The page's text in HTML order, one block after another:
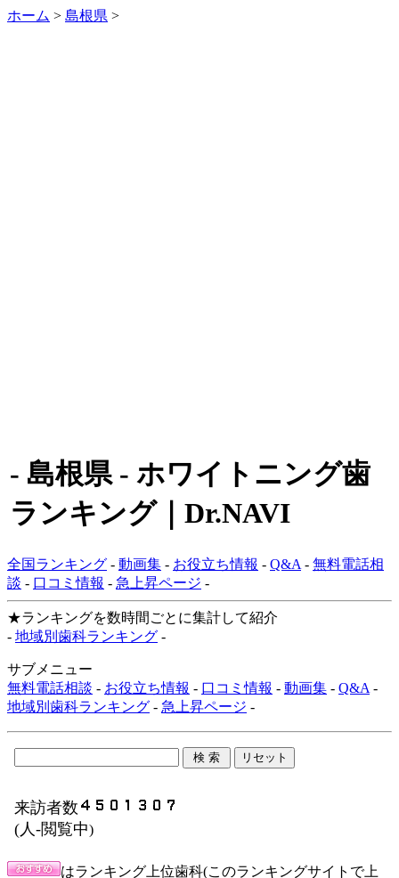
ホーム > 島根県 >
- 島根県 - ホワイトニング歯
ランキング｜Dr.NAVI
全国ランキング - 動画集 - お役立ち情報 - Q&A - 無料電話相
談 - 口コミ情報 - 急上昇ページ -
★ランキングを数時間ごとに集計して紹介
- 地域別歯科ランキング -
サブメニュー
無料電話相談 - お役立ち情報 - 口コミ情報 - 動画集 - Q&A -
地域別歯科ランキング - 急上昇ページ -
来訪者数
(人-閲覧中)
はランキング上位歯科(このランキングサイトで上